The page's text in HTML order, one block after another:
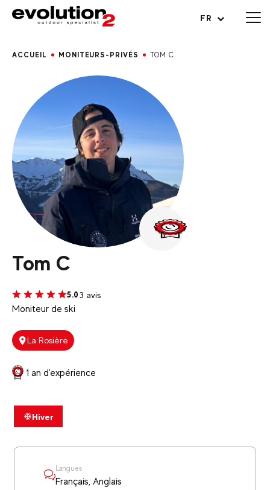
FR
Ouvrir le menu
ACCUEIL MONITEURS-PRIVÉS TOM C
Tom C
5.03 avis
Moniteur de ski
La Rosière
1 an d'expérience
Hiver
Langues
Français, Anglais